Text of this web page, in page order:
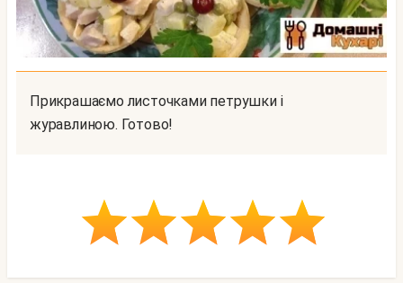
Прикрашаємо листочками петрушки і
журавлиною. Готово!